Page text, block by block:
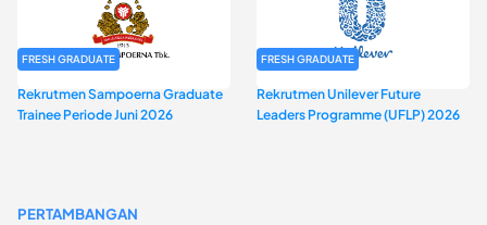
FRESH GRADUATE
Rekrutmen Sampoerna Graduate
Trainee Periode Juni 2026
FRESH GRADUATE
Rekrutmen Unilever Future
Leaders Programme (UFLP) 2026
PERTAMBANGAN